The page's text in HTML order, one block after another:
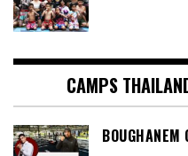
CAMPS
BOUGHANEM